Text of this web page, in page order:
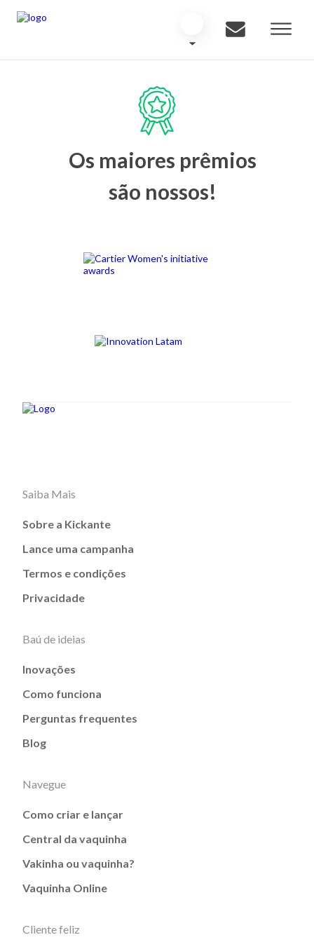
Os maiores prêmios
são nossos!
Saiba Mais
Sobre a Kickante
Lance uma campanha
Termos e condições
Privacidade
Baú de ideias
Inovações
Como funciona
Perguntas frequentes
Blog
Navegue
Como criar e lançar
Central da vaquinha
Vakinha ou vaquinha?
Vaquinha Online
Cliente feliz